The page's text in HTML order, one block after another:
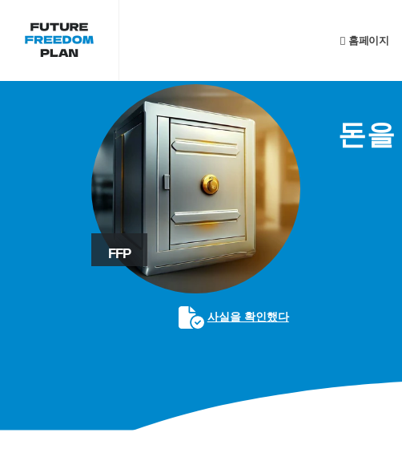
홈페이지
FFP
돈
사실을 확인했다